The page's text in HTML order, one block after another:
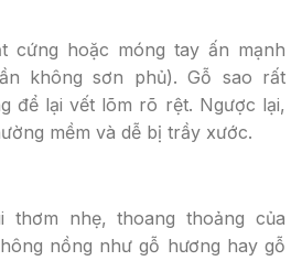
cứng hoặc móng tay ấn mạnh
không sơn phủ). Gỗ sao rất
để lại vết lõm rõ rệt. Ngược lại,
mềm và dễ bị trầy xước.
thơm nhẹ, thoang thoảng của
nồng như gỗ hương hay gỗ